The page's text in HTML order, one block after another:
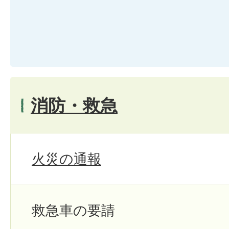
消防・救急
火災の通報
救急車の要請